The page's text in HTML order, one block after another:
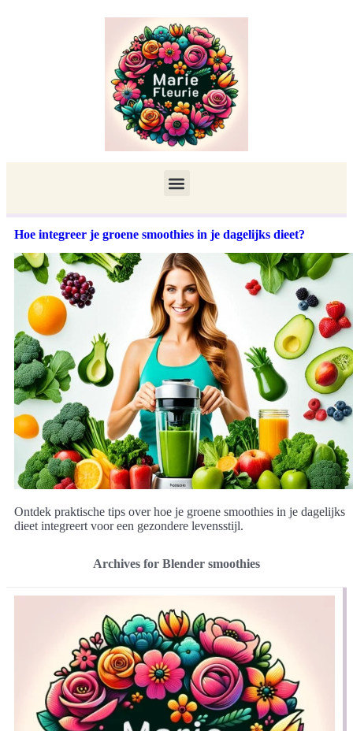
Hoe integreer je groene smoothies in je dagelijks dieet?
Ontdek praktische tips over hoe je groene smoothies in je dagelijks
dieet integreert voor een gezondere levensstijl.
Archives for Blender smoothies